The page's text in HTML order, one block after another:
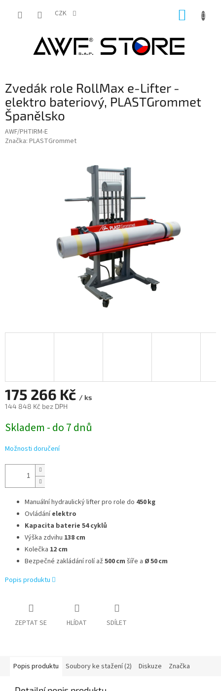
CZK
Zvedák role RollMax e-Lifter -
elektro bateriový, PLASTGrommet
Španělsko
AWF/PHTIRM-E
Značka: PLASTGrommet
175 266 Kč / ks
144 848 Kč bez DPH
cena:
Skladem - do 7 dnů
Možnosti doručení
Manuální hydraulický lifter pro role do 450 kg
Ovládáníelektro
Kapacita baterie 54 cyklů
Výška zdvihu 138 cm
Kolečka 12 cm
Bezpečné zakládání rolí až 500 cm šíře a Ø 50 cm
Popis produktu
ZEPTAT SE HLÍDAT SDÍLET
Popis produktu Soubory ke stažení (2) Diskuze Značka